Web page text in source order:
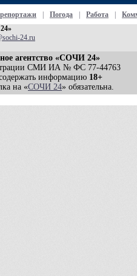
Погода Работа
24.ru
агентство «СОЧИ 24»
СМИ ИА № ФС 77-44763
информацию 18+
на «СОЧИ 24» обязательна.